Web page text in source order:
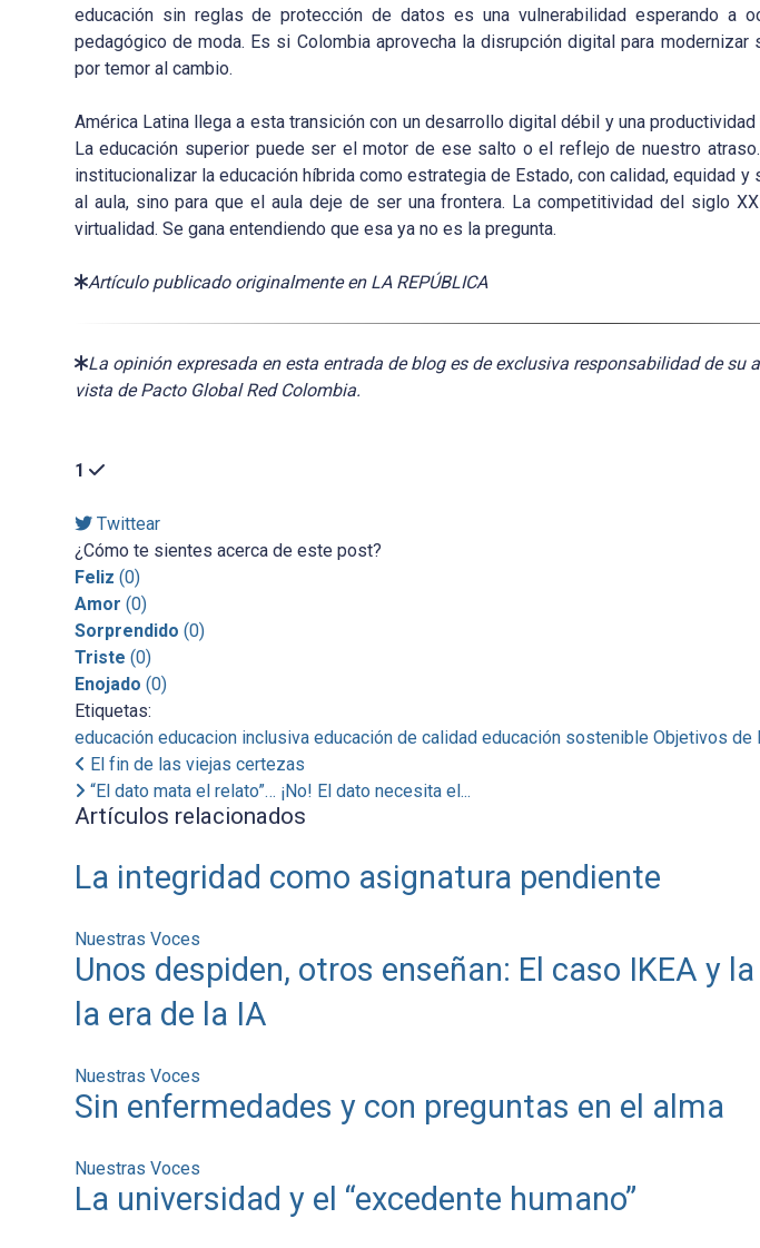
educación sin reglas de protección de datos es una vulnerabilidad esperando a
pedagógico de moda. Es si Colombia aprovecha la disrupción digital para
por temor al cambio.
América Latina llega a esta transición con un desarrollo digital débil y una
La educación superior puede ser el motor de ese salto o el reflejo de nuestro
institucionalizar la educación híbrida como estrategia de Estado, con calidad, equidad
al aula, sino para que el aula deje de ser una frontera. La competitividad del siglo
virtualidad. Se gana entendiendo que esa ya no es la pregunta.
Artículo publicado originalmente en LA REPÚBLICA
La opinión expresada en esta entrada de blog es de exclusiva responsabilidad de su
vista de Pacto Global Red Colombia.
1
Twittear
¿Cómo te sientes acerca de este post?
Feliz (0)
Amor (0)
Sorprendido (0)
Triste (0)
Enojado (0)
Etiquetas:
educación educacion inclusiva educación de calidad educación sostenible Objetivos de
El fin de las viejas certezas
“El dato mata el relato”… ¡No! El dato necesita el...
Artículos relacionados
La integridad como asignatura pendiente
Nuestras Voces
Unos despiden, otros enseñan: El caso IKEA y
la era de la IA
Nuestras Voces
Sin enfermedades y con preguntas en el alma
Nuestras Voces
La universidad y el “excedente humano”